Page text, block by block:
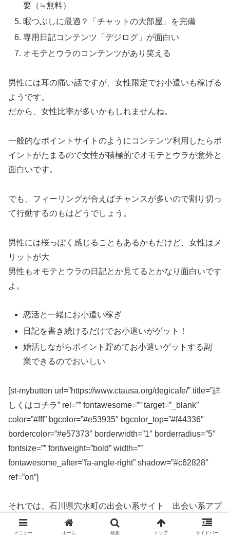
要（≒無料）
暇つぶしに最適？「チャットの大部屋」を完備
専用日記コンテンツ「デジログ」が面白い
オモテとウラのコンテンツがあり笑える
男性には耳の痛い話ですが、女性限定でお小遣いも稼げる
ようです。
だから、女性比率が多いかもしれませんね。
一般的なポイントサイトのようにコンテンツ利用したらポ
イントがたまるので女性が積極的でオモテとウラが意外と
面白いです。
でも、フィーリングが合えばチャンスが多いので割り切っ
て行動するのもはどうでしょう。
男性には桜っぽく感じることもあるかもだけど、女性はメ
リットが大
男性もオモテとウラの日記とか見てるとかなり面白いです
よ。
恋活と一緒にお小遣い稼ぎ
日記を書き続けるだけでお小遣いがゲット！
婚活しながらポイント貯めてお小遣いゲットする副
業できるのでおいしい
[st-mybutton url=”https://www.ctausa.org/degicafe/” title=”詳
しくはコチラ” rel=”” fontawesome=”” target=”_blank”
color=”#fff” bgcolor=”#e53935″ bgcolor_top=”#f44336″
bordercolor=”#e57373″ borderwidth=”1″ borderradius=”5″
fontsize=”” fontweight=”bold” width=””
fontawesome_after=”fa-angle-right” shadow=”#c62828″
ref=”on”]
それでは、石川県穴水町の出会い系サイト 出会い系アプ
リを実際に使ってみた感想などを解説します。
メニュー ホーム 検索 トップ サイドバー